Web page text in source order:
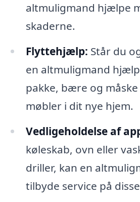
altmuligmand hjælpe
skaderne.
Flyttehjælp: Står du
en altmuligmand
pakke, bære og
møbler i dit nye hjem.
Vedligeholdelse af
køleskab, ovn eller
driller, kan en
tilbyde service på